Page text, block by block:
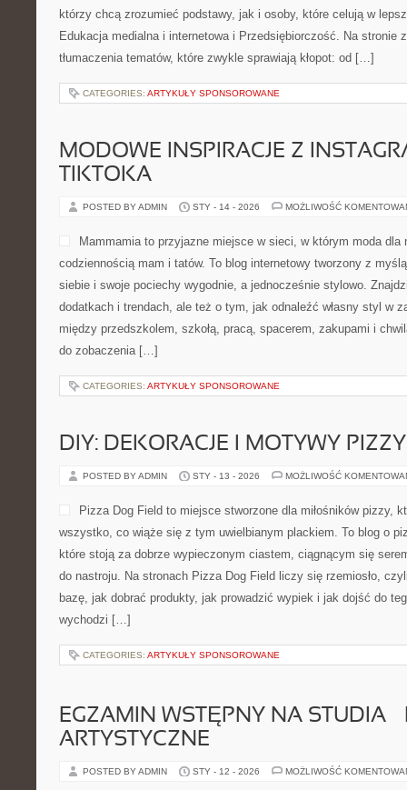
którzy chcą zrozumieć podstawy, jak i osoby, które celują w
Edukacja medialna i internetowa i Przedsiębiorczość. Na stronie
tłumaczenia tematów, które zwykle sprawiają kłopot: od […]
CATEGORIES: ARTYKUŁY SPONSOROWANE
MODOWE INSPIRACJE Z
TIKTOKA
POSTED BY ADMIN STY - 14 - 2026 MOŻLIWOŚĆ
Mammamia to przyjazne miejsce w sieci, w którym moda dla
codziennością mam i tatów. To blog internetowy tworzony z
siebie i swoje pociechy wygodnie, a jednocześnie stylowo.
dodatkach i trendach, ale też o tym, jak odnaleźć własny styl w
między przedszkolem, szkołą, pracą, spacerem, zakupami i
do zobaczenia […]
CATEGORIES: ARTYKUŁY SPONSOROWANE
DIY: DEKORACJE I MOTYWY PIZZY
POSTED BY ADMIN STY - 13 - 2026 MOŻLIWOŚĆ
Pizza Dog Field to miejsce stworzone dla miłośników pizzy,
wszystko, co wiąże się z tym uwielbianym plackiem. To blog o
które stoją za dobrze wypieczonym ciastem, ciągnącym się
do nastroju. Na stronach Pizza Dog Field liczy się rzemiosło,
bazę, jak dobrać produkty, jak prowadzić wypiek i jak dojść do
wychodzi […]
CATEGORIES: ARTYKUŁY SPONSOROWANE
EGZAMIN WSTĘPNY NA STUDIA –
ARTYSTYCZNE
POSTED BY ADMIN STY - 12 - 2026 MOŻLIWOŚĆ